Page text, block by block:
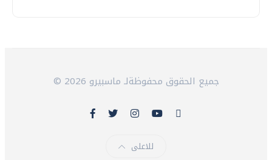
© 2026 جميع الحقوق محفوظةلـ ماسبيرو
للاعلى